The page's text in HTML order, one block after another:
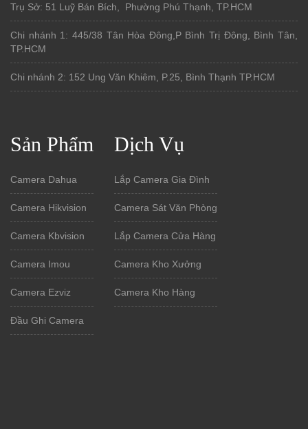
Trụ Sở: 51 Luỹ Bán Bích, Phường Phú Thạnh, TP.HCM
Chi nhánh 1: 445/38 Tân Hòa Đông,P Bình Trị Đông, Bình Tân,
TP.HCM
Chi nhánh 2: 152 Ung Văn Khiêm, P.25, Bình Thạnh TP.HCM
Sản Phẩm
Camera Dahua
Camera Hikvision
Camera Kbvision
Camera Imou
Camera Ezviz
Đầu Ghi Camera
Dịch Vụ
Lắp Camera Gia Đình
Camera Sát Văn Phòng
Lắp Camera Cửa Hàng
Camera Kho Xưởng
Camera Kho Hàng